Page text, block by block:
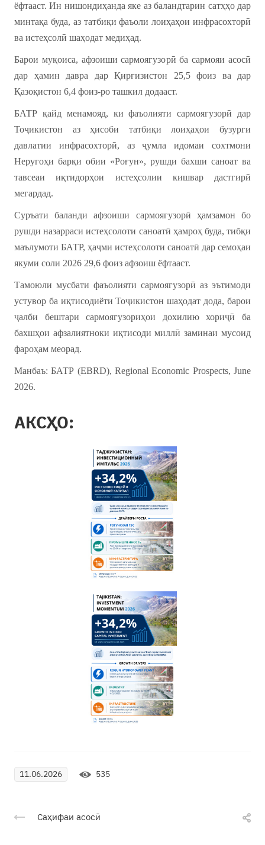
ёфтааст. Ин нишондиҳанда яке аз баландтарин сатҳҳо дар
минтақа буда, аз татбиқи фаъоли лоиҳаҳои инфрасохторӣ
ва истеҳсолӣ шаҳодат медиҳад.
Барои муқоиса, афзоиши сармоягузорӣ ба сармояи асосӣ
дар ҳамин давра дар Қирғизистон 25,5 фоиз ва дар
Қазоқистон 6,4 фоиз-ро ташкил додааст.
БАТР қайд менамояд, ки фаъолияти сармоягузорӣ дар
Тоҷикистон аз ҳисоби татбиқи лоиҳаҳои бузурги
давлатии инфрасохторӣ, аз ҷумла идомаи сохтмони
Неругоҳи барқи обии «Роғун», рушди бахши саноат ва
тавсеаи иқтидорҳои истеҳсолии кишвар дастгирӣ
мегардад.
Суръати баланди афзоиши сармоягузорӣ ҳамзамон бо
рушди назарраси истеҳсолоти саноатӣ ҳамроҳ буда, тибқи
маълумоти БАТР, ҳаҷми истеҳсолоти саноатӣ дар семоҳаи
якуми соли 2026 29,6 фоиз афзоиш ёфтааст.
Тамоюли мусбати фаъолияти сармоягузорӣ аз эътимоди
устувор ба иқтисодиёти Тоҷикистон шаҳодат дода, барои
ҷалби бештари сармоягузориҳои дохилию хориҷӣ ба
бахшҳои афзалиятноки иқтисоди миллӣ заминаи мусоид
фароҳам меорад.
Манбаъ: БАТР (EBRD), Regional Economic Prospects, June
2026.
АКСҲО:
11.06.2026 535
Саҳифаи асосӣ